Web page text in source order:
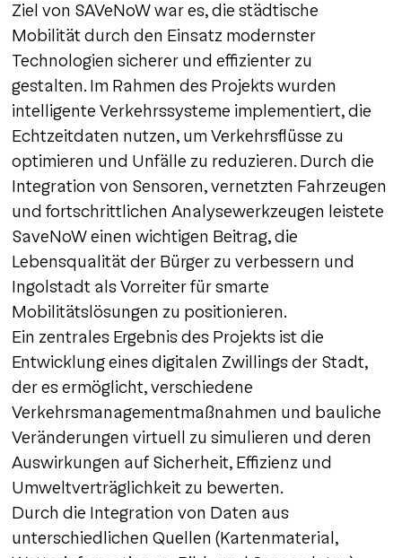
Ziel von SAVeNoW war es, die städtische
Mobilität durch den Einsatz modernster
Technologien sicherer und effizienter zu
gestalten. Im Rahmen des Projekts wurden
intelligente Verkehrssysteme implementiert, die
Echtzeitdaten nutzen, um Verkehrsflüsse zu
optimieren und Unfälle zu reduzieren. Durch die
Integration von Sensoren, vernetzten Fahrzeugen
und fortschrittlichen Analysewerkzeugen leistete
SaveNoW einen wichtigen Beitrag, die
Lebensqualität der Bürger zu verbessern und
Ingolstadt als Vorreiter für smarte
Mobilitätslösungen zu positionieren.
Ein zentrales Ergebnis des Projekts ist die
Entwicklung eines digitalen Zwillings der Stadt,
der es ermöglicht, verschiedene
Verkehrsmanagementmaßnahmen und bauliche
Veränderungen virtuell zu simulieren und deren
Auswirkungen auf Sicherheit, Effizienz und
Umweltverträglichkeit zu bewerten.
Durch die Integration von Daten aus
unterschiedlichen Quellen (Kartenmaterial,